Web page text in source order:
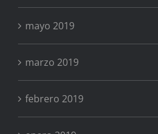
mayo 2019
marzo 2019
febrero 2019